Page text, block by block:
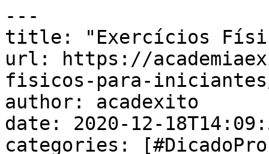
---
title: "Exercícios
url: https://
fisicos-para-
author: acadexito
date: 2020-12-
categories: